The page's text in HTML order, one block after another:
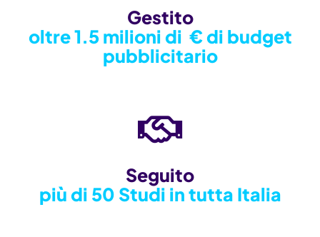
Gestito
oltre 1.5 milioni di € di budget
pubblicitario
Seguito
più di 50 Studi in tutta Italia